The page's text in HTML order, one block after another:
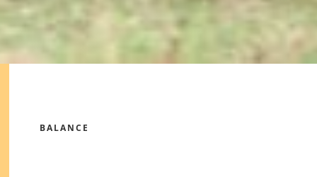
«sectas new age» que pueden ser más nocivas de lo
que imaginas para tu cerebro !
BALANCE